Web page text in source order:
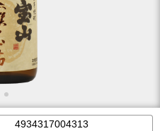
4934317004313